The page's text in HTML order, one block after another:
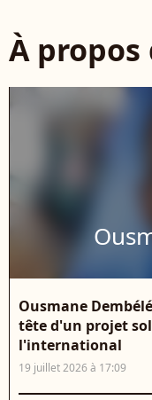
À propos
Ousmane
tête d'un projet
l'international
19 juillet 2026 à 17:09